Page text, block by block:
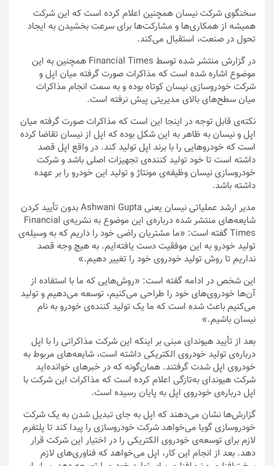
سخنگوی شرکت نیسان همچنین اعلام کرده است که این شرکت
همیشه از همکاری‌ها و مشارکت‌ها برای سرعت بخشیدن به ایجاد
تحول در صنعت، استقبال می‌کند.
در گزارش منتشر شده توسط Financial Times همچنین به این
موضوع اشاره شده است که مذاکرات صورت گرفته میان اپل و
شرکت خودروسازی نیسان کوتاه بوده و به سمت انجام مذاکرات
میان سطح‌های بالای مدیریتی پیش نرفته است.
نکته‌ی قابل توجه در اینجا این است که مذاکرات صورت گرفته میان
اپل و نیسان به ظاهر به این شکل بوده که اپل از نیسان تقاضا کرده
است که خودرو‌هایی را با برند اپل تولید کند. در واقع اپل قصد
داشته است تا خود تولید کننده‌ی تجهیزات اصلی باشد و شرکت
خودروسازی نیسان وظیفه‌ی مونتاژ و تولید این خودرو را بر عهده
داشته باشد.
مدیر ارشد عملیاتی نیسان یعنی Ashwani Gupta بدون تأیید کردن
شایعه‌های منتشر شده درباره‌ی این موضوع به نشریه‌ی Financial
Times گفته است: «ما مشتریان راضی خود را داریم که به وسیله‌ی
تولید خودرو به این موفقیت دست یافته‌ایم. به هیچ وجه قصد
نداریم تا روش تولید خودروی خود را تغییر دهیم.»
این شخص در ادامه گفته است: «روش‌هایی که ما با استفاده از
آن‌ها خودروی‌های خود را طراحی می‌کنیم، توسعه می‌دهیم و تولید
می‌کنیم باعث شده است که ما یک تولید کننده‌ی خودرو به نام
نیسان باشیم.»
بعد از تأیید هیوندای مبنی بر اینکه این شرکت مذاکراتی را با اپل
درباره‌ی تولید خودروی الکتریکی داشته است، شایعه‌های مربوط به
خودروی اپل شدت گرفتند. همان‌گونه که در خبر‌های خوانده‌اید
شرکت هیوندای به‌تازگی اعلام کرده است که مذاکرات این شرکت با
اپل درباره‌ی خودروی اپل به پایان رسیده است.
گزارش‌ها نشان می‌دهند که اپل به جای تبدیل شدن به یک شرکت
خودروسازی گویا می‌خواهد شرکت خودروسازی را پیدا کند تا پلتفرم
لازم برای توسعه‌ی خودروی الکتریکی را در اختیار این شرکت قرار
دهد. بعد از انجام این کار، اپل می‌خواهد که فناوری‌های لازم